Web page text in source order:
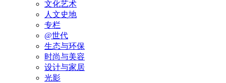
文化艺术
人文史地
专栏
@世代
生态与环保
时尚与美容
设计与家居
光影